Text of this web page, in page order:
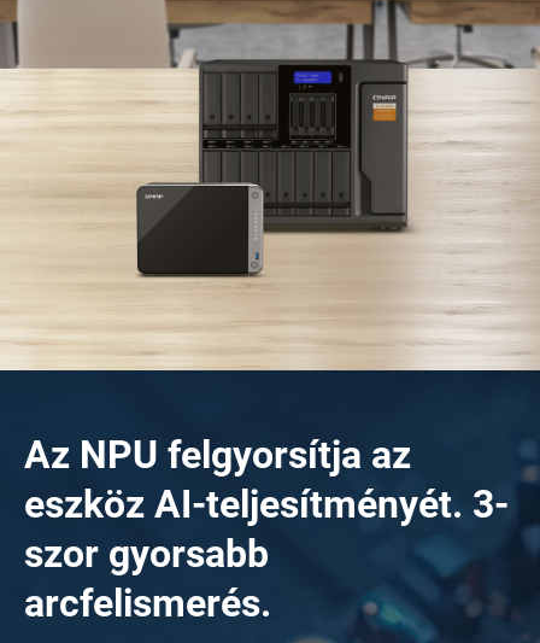
Az NPU felgyorsítja az
eszköz AI-teljesítményét. 3-
szor gyorsabb
arcfelismerés.